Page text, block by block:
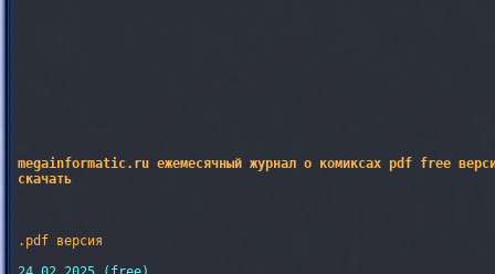
megainformatic.ru ежемесячный журнал о комиксах pdf free
скачать
.pdf версия